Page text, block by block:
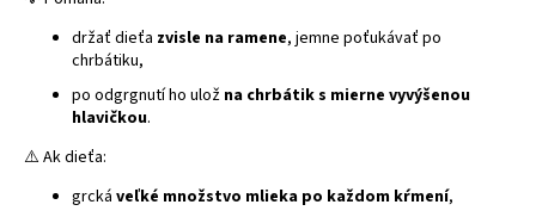
držať dieťa zvisle na ramene, jemne poťukávať po
chrbátiku,
po odgrgnutí ho ulož na chrbátik s mierne vyvýšenou
hlavičkou.
⚠️ Ak dieťa:
grcká veľké množstvo mlieka po každom kŕmení,